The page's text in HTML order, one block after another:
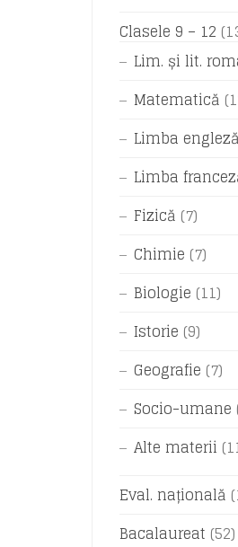
Clasele 9 – 12
Lim. și lit.
Matematică
Limba engleză
Limba
Fizică (7)
Chimie (7)
Biologie (11)
Istorie (9)
Geografie (7)
Socio-umane
Alte materii
Eval. națională
Bacalaureat (52)